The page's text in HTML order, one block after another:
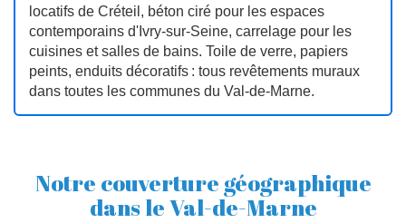
locatifs de Créteil, béton ciré pour les espaces
contemporains d'Ivry‑sur‑Seine, carrelage pour les
cuisines et salles de bains. Toile de verre, papiers
peints, enduits décoratifs : tous revêtements muraux
dans toutes les communes du Val‑de‑Marne.
Notre couverture géographique
dans le Val-de-Marne